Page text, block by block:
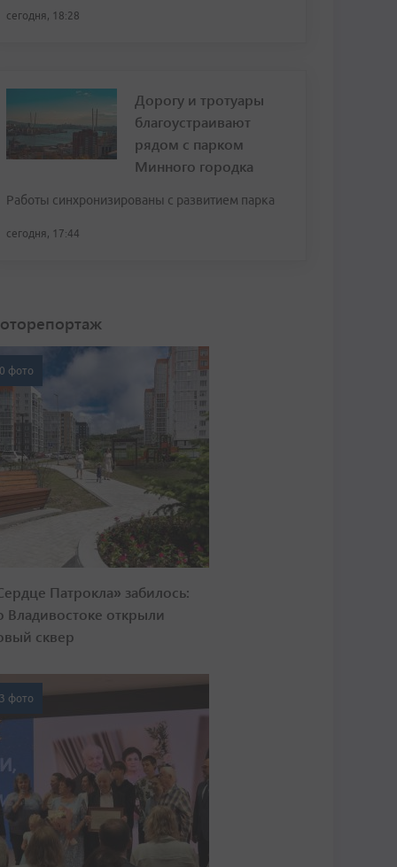
сегодня, 18:28
Дорогу и тротуары
благоустраивают
рядом с парком
Минного городка
Работы синхронизированы с развитием парка
сегодня, 17:44
фото
Патрокла» забилось:
Владивостоке открыли
сквер
фото